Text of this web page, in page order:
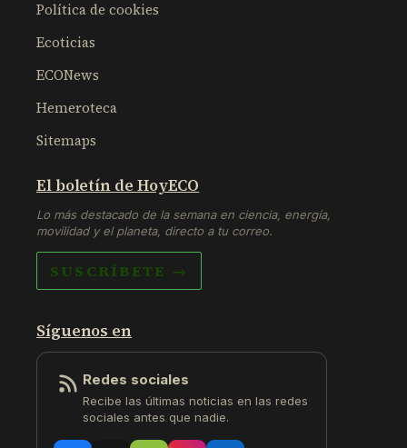
Política de cookies
Ecoticias
ECONews
Hemeroteca
Sitemaps
El boletín de HoyECO
Lo más destacado de la semana en ciencia, energía,
movilidad y el planeta, directo a tu correo.
SUSCRÍBETE →
Síguenos en
Redes sociales
Recibe las últimas noticias en las redes
sociales antes que nadie.